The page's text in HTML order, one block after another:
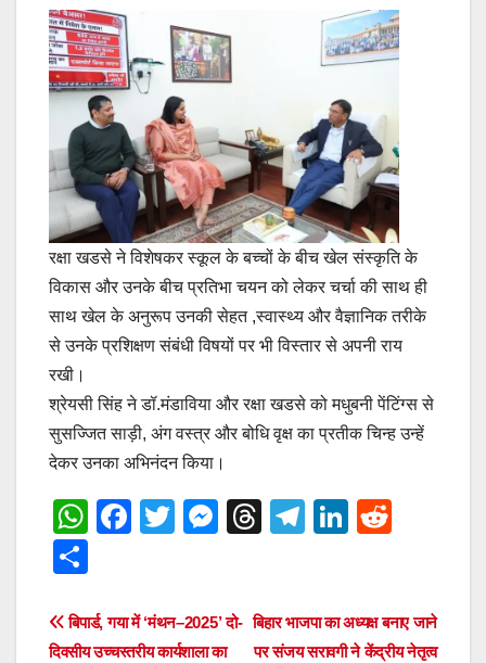
रक्षा खडसे ने विशेषकर स्कूल के बच्चों के बीच खेल संस्कृति के
विकास और उनके बीच प्रतिभा चयन को लेकर चर्चा की साथ ही
साथ खेल के अनुरूप उनकी सेहत ,स्वास्थ्य और वैज्ञानिक तरीके
से उनके प्रशिक्षण संबंधी विषयों पर भी विस्तार से अपनी राय
रखी।
श्रेयसी सिंह ने डॉ.मंडाविया और रक्षा खडसे को मधुबनी पेंटिंग्स से
सुसज्जित साड़ी, अंग वस्त्र और बोधि वृक्ष का प्रतीक चिन्ह उन्हें
देकर उनका अभिनंदन किया।
W
s
F
e
T
er
M
e
T
a
T
gr
Li
e
di
ar
Post
बिहार भाजपा का अध्यक्ष बनाए जाने
पर संजय सरावगी ने केंद्रीय नेतृत्व
बिपार्ड, गया में ‘मंथन–2025’ दो-
दिवसीय उच्चस्तरीय कार्यशाला का